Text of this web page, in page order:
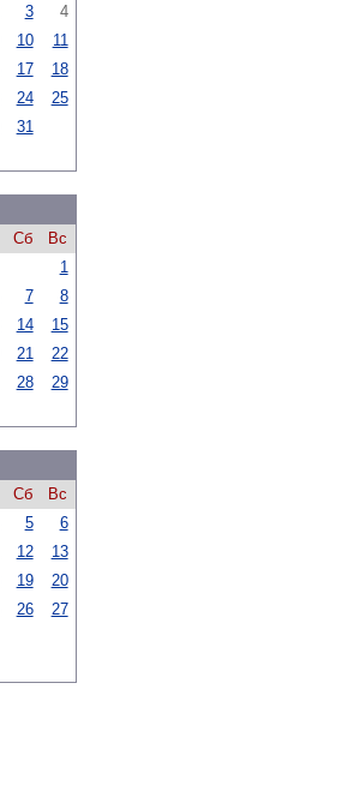
3
4
10
11
17
18
24
25
31
Сб
Вс
1
7
8
14
15
21
22
28
29
Сб
Вс
5
6
12
13
19
20
26
27